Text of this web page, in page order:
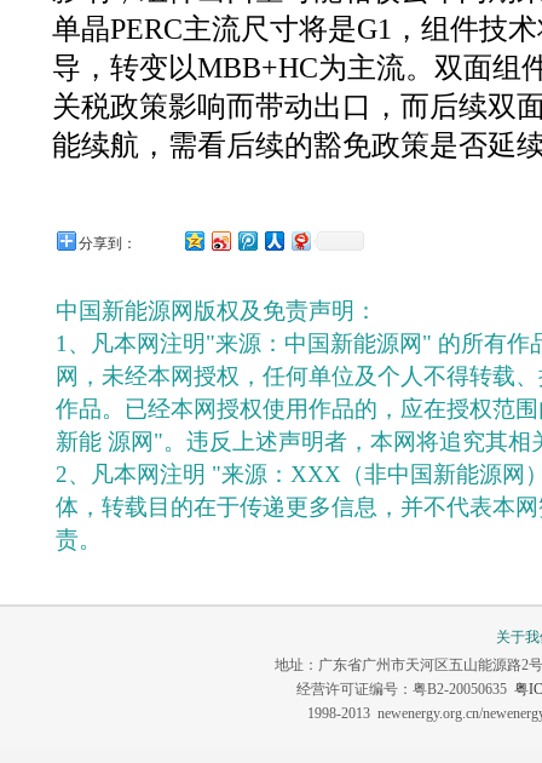
单晶PERC主流尺寸将是G1，组件技
导，转变以MBB+HC为主流。双面组
关税政策影响而带动出口，而后续双
能续航，需看后续的豁免政策是否延
分享到：
中国新能源网版权及免责声明：
1、凡本网注明"来源：中国新能源网" 的所有作
网，未经本网授权，任何单位及个人不得转载
作品。已经本网授权使用作品的，应在授权范
新能 源网"。违反上述声明者，本网将追究其相
2、凡本网注明 "来源：XXX（非中国新能源网
体，转载目的在于传递更多信息，并不代表本
责。
关于
地址：广东省广州市天河区五山能源路2
经营许可证编号：粤B2-20050635 粤
1998-2013 newenergy.org.cn/